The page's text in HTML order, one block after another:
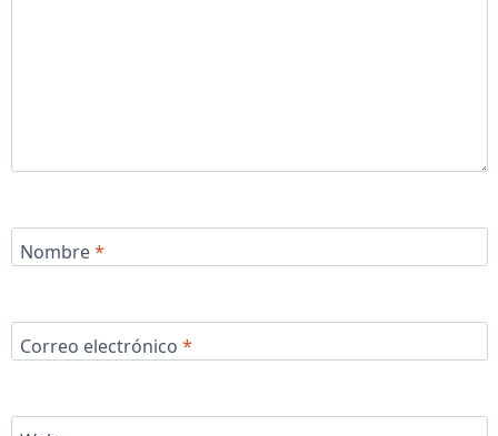
Nombre*
Correo electrónico *